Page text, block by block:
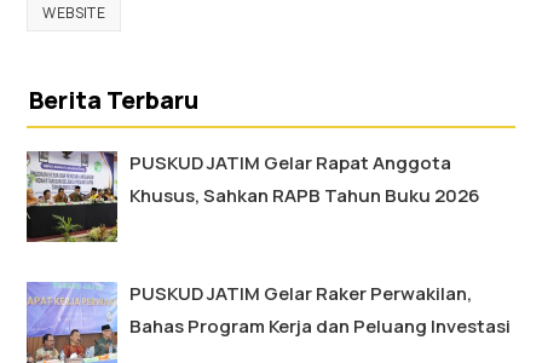
WEBSITE
Berita Terbaru
PUSKUD JATIM Gelar Rapat Anggota
Khusus, Sahkan RAPB Tahun Buku 2026
PUSKUD JATIM Gelar Raker Perwakilan,
Bahas Program Kerja dan Peluang Investasi